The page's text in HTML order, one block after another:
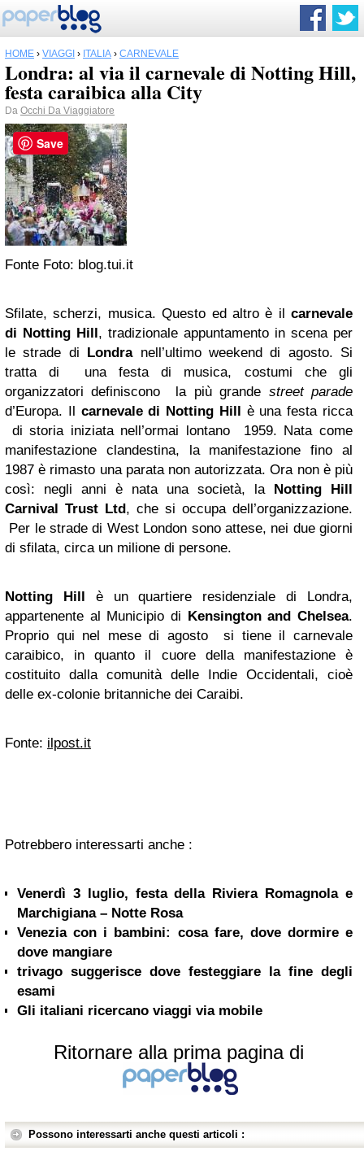
HOME › VIAGGI › ITALIA › CARNEVALE
Londra: al via il carnevale di Notting Hill,
festa caraibica alla City
Da Occhi Da Viaggiatore
Fonte Foto: blog.tui.it
Sfilate, scherzi, musica. Questo ed altro è il carnevale
di Notting Hill, tradizionale appuntamento in scena per
le strade di Londranell’ultimo weekend di agosto. Si
tratta di una festa di musica, costumi che gli
organizzatori definiscono la più grande street parade
d’Europa. Il carnevale di Notting Hill è una festa ricca
di storia iniziata nell’ormai lontano 1959. Nata come
manifestazione clandestina, la manifestazione fino al
1987 è rimasto una parata non autorizzata. Ora non è più
così: negli anni è nata una società, la
Notting Hill
Carnival Trust Ltd, che si occupa dell’organizzazione.
Per le strade di West London sono attese, nei due giorni
di sfilata, circa un milione di persone.
Notting Hill è un quartiere residenziale di Londra,
appartenente al Municipio di Kensington and Chelsea.
Proprio qui nel mese di agosto si tiene il carnevale
caraibico, in quanto il cuore della manifestazione è
costituito dalla comunità delle Indie Occidentali, cioè
delle ex-colonie britanniche dei Caraibi.
Fonte: ilpost.it
Potrebbero interessarti anche :
Venerdì 3 luglio, festa della Riviera Romagnola e
Marchigiana – Notte Rosa
Venezia con i bambini: cosa fare, dove dormire e
dove mangiare
trivago suggerisce dove festeggiare la fine degli
esami
Gli italiani ricercano viaggi via mobile
Ritornare alla prima pagina di
Possono interessarti anche questi articoli :
Save